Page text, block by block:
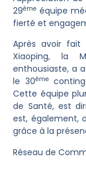
29ème équipe
fierté et
Après avoir fait
Xiaoping, la
enthousiaste, a
le 30ème
Cette équipe
de Santé, est
est, également,
grâce à la
Réseau de